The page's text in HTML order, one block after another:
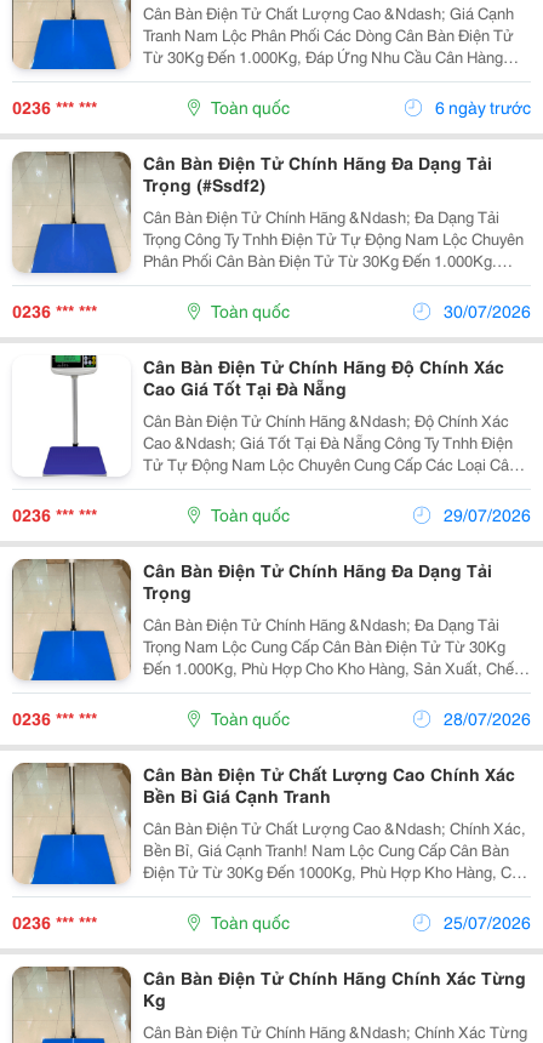
Cân Bàn Điện Tử Chất Lượng Cao &Ndash; Giá Cạnh
Tranh Nam Lộc Phân Phối Các Dòng Cân Bàn Điện Tử
Từ 30Kg Đến 1.000Kg, Đáp Ứng Nhu Cầu Cân Hàng
Hóa Trong Kho, Xưởng Sản Xuất, Cửa Hàng Và Doanh
Nghiệp. Đặc Điểm Nổi Bật: Màn Hình Hiển Thị Rõ...
0236 *** *** Toàn quốc 6 ngày trước
Cân Bàn Điện Tử Chính Hãng Đa Dạng Tải
Trọng (#Ssdf2)
Cân Bàn Điện Tử Chính Hãng &Ndash; Đa Dạng Tải
Trọng Công Ty Tnhh Điện Tử Tự Động Nam Lộc Chuyên
Phân Phối Cân Bàn Điện Tử Từ 30Kg Đến 1.000Kg.
Thiết Bị Có Màn Hình Hiển Thị Rõ Nét, Cân Nhanh,
Chính Xác, Thích Hợp Cho Kho Hàng, Xưởng Sản Xuất,
0236 *** *** Toàn quốc 30/07/2026
Cân Bàn Điện Tử Chính Hãng Độ Chính Xác
Cao Giá Tốt Tại Đà Nẵng
Cân Bàn Điện Tử Chính Hãng &Ndash; Độ Chính Xác
Cao &Ndash; Giá Tốt Tại Đà Nẵng Công Ty Tnhh Điện
Tử Tự Động Nam Lộc Chuyên Cung Cấp Các Loại Cân
Bàn Điện Tử Từ 30Kg Đến 1.000Kg, Phù Hợp Cho Kho
Hàng, Xưởng Sản Xuất, Siêu Thị Và Doanh Nghiệp.
Thiết...
0236 *** *** Toàn quốc 29/07/2026
Cân Bàn Điện Tử Chính Hãng Đa Dạng Tải
Trọng
Cân Bàn Điện Tử Chính Hãng &Ndash; Đa Dạng Tải
Trọng Nam Lộc Cung Cấp Cân Bàn Điện Tử Từ 30Kg
Đến 1.000Kg, Phù Hợp Cho Kho Hàng, Sản Xuất, Chế
Biến Thực Phẩm Và Thương Mại. Thiết Bị Hiển Thị Rõ
Nét, Cân Nhanh, Độ Bền Cao Và Giá Thành Cạnh Tranh.
0236 *** *** Toàn quốc 28/07/2026
Cân Bàn Điện Tử Chất Lượng Cao Chính Xác
Bền Bỉ Giá Cạnh Tranh
Cân Bàn Điện Tử Chất Lượng Cao &Ndash; Chính Xác,
Bền Bỉ, Giá Cạnh Tranh! Nam Lộc Cung Cấp Cân Bàn
Điện Tử Từ 30Kg Đến 1000Kg, Phù Hợp Kho Hàng, Cửa
Hàng, Xưởng Sản Xuất Và Doanh Nghiệp. Công Ty
Tnhh Điện Tử Tự Động Nam Lộc Địa Chỉ: 22 Hòa Mỹ...
0236 *** *** Toàn quốc 25/07/2026
Cân Bàn Điện Tử Chính Hãng Chính Xác Từng
Kg
Cân Bàn Điện Tử Chính Hãng &Ndash; Chính Xác Từng